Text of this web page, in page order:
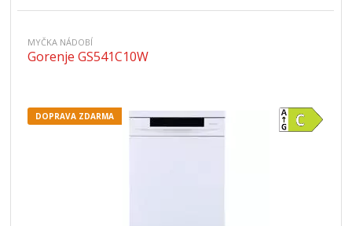
MYČKA NÁDOBÍ
Gorenje GS541C10W
DOPRAVA ZDARMA